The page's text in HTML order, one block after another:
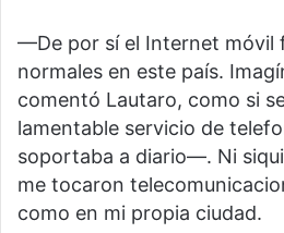
—De por sí el Internet móvil
normales en este país.
comentó Lautaro, como si
lamentable servicio de
soportaba a diario—. Ni
me tocaron
como en mi propia ciudad.